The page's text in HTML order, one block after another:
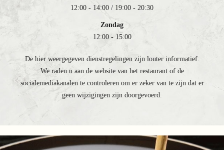
12:00 - 14:00 / 19:00 - 20:30
Zondag
12:00 - 15:00
De hier weergegeven dienstregelingen zijn louter informatief.
We raden u aan de website van het restaurant of de
socialemediakanalen te controleren om er zeker van te zijn dat er
geen wijzigingen zijn doorgevoerd.